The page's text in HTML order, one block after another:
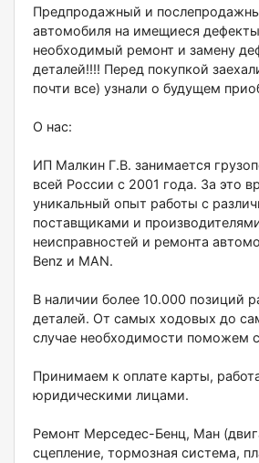
Предпродажный и
автомобиля на имещиеся
необходимый ремонт и замену
деталей!!!! Перед покупкой
почти все) узнали о будущем
О нас:
ИП Малкин Г.В. занимается
всей России с 2001 года. За это
уникальный опыт работы с
поставщиками и
неисправностей и ремонта
Веnz и МАN.
В наличии более 10.000 позиций
деталей. От самых ходовых до
случае необходимости поможем
Принимаем к оплате карты,
юридическими лицами.
Ремонт Мерседес-Бенц, Ман
сцепление, тормозная система,